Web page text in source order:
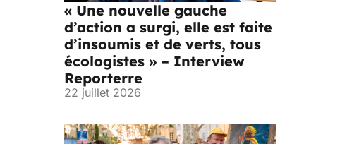
« Une nouvelle gauche
d’action a surgi, elle est faite
d’insoumis et de verts, tous
écologistes » – Interview
Reporterre
22 juillet 2026